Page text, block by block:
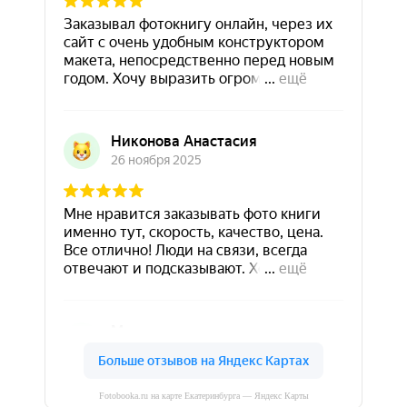
Fotobooka.ru на карте Екатеринбурга — Яндекс Карты